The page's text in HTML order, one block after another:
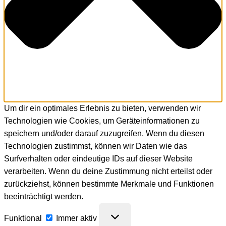
Um dir ein optimales Erlebnis zu bieten, verwenden wir
Technologien wie Cookies, um Geräteinformationen zu
speichern und/oder darauf zuzugreifen. Wenn du diesen
Technologien zustimmst, können wir Daten wie das
Surfverhalten oder eindeutige IDs auf dieser Website
verarbeiten. Wenn du deine Zustimmung nicht erteilst oder
zurückziehst, können bestimmte Merkmale und Funktionen
beeinträchtigt werden.
Funktional
Immer aktiv